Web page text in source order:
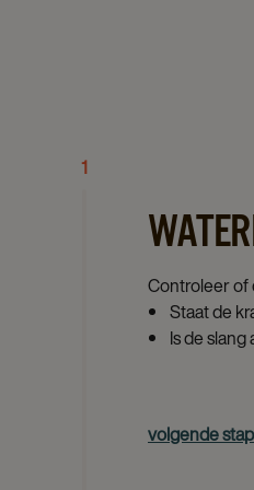
1
Controleer of
Staat de
Is de
volgende stap